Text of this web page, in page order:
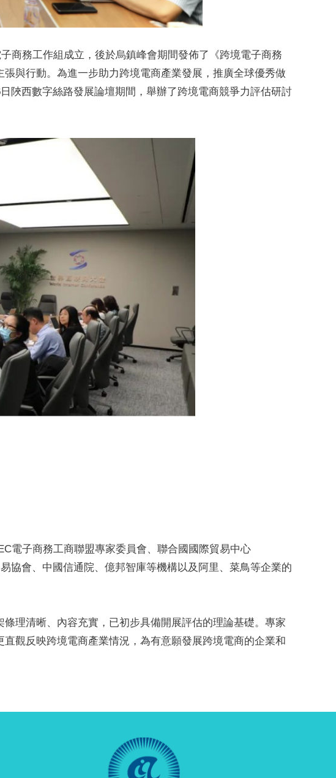
商務工作組成立，後於烏鎮峰會期間發佈了《跨境電子商務
與行動。為進一步助力跨境電商產業發展，推廣全球優秀做
陜西數字絲路發展論壇期間，舉辦了跨境電商競爭力評估研討
電子商務工商聯盟專家委員會、聯合國國際貿易中心
協會、中國信通院、億邦智庫等機構以及阿里、菜鳥等企業的
理清晰、內容充實，已初步具備開展評估的理論基礎。專家
觀反映跨境電商產業情況，為有意願發展跨境電商的企業和